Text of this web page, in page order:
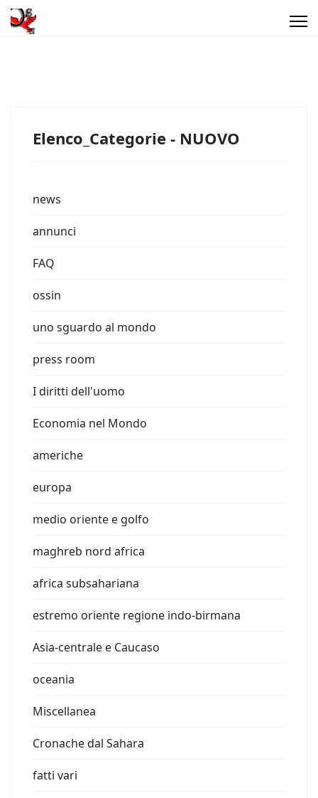
Elenco_Categorie - NUOVO
news
annunci
FAQ
ossin
uno sguardo al mondo
press room
I diritti dell'uomo
Economia nel Mondo
americhe
europa
medio oriente e golfo
maghreb nord africa
africa subsahariana
estremo oriente regione indo-birmana
Asia-centrale e Caucaso
oceania
Miscellanea
Cronache dal Sahara
fatti vari